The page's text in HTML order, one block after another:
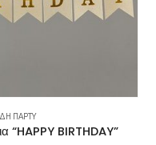
ΠΆΡΤΥ
“HAPPY BIRTHDAY”